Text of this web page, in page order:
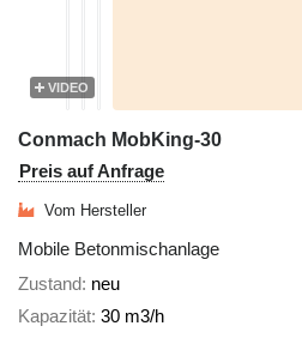
VIDEO
Conmach MobKing-30
Preis auf Anfrage
Vom Hersteller
Mobile Betonmischanlage
Zustand neu
Kapazität 30 m3/h